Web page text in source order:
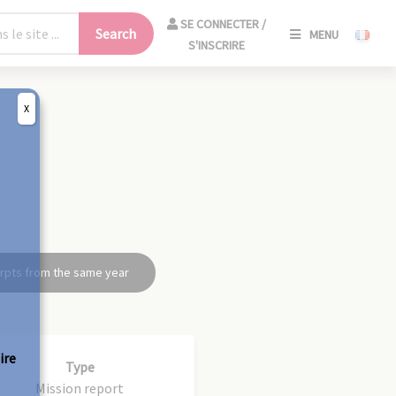
Search
SE CONNECTER /
S'INSCRIRE
MENU
from the same year
Type
Mission report
X